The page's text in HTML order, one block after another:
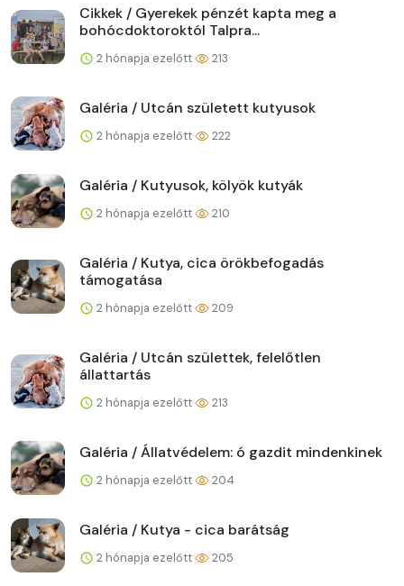
Cikkek / Gyerekek pénzét kapta meg a
bohócdoktoroktól Talpra...
2 hónapja ezelőtt 213
Galéria / Utcán született kutyusok
2 hónapja ezelőtt 222
Galéria / Kutyusok, kölyök kutyák
2 hónapja ezelőtt 210
Galéria / Kutya, cica örökbefogadás
támogatása
2 hónapja ezelőtt 209
Galéria / Utcán születtek, felelőtlen
állattartás
2 hónapja ezelőtt 213
Galéria / Állatvédelem: ó gazdit mindenkinek
2 hónapja ezelőtt 204
Galéria / Kutya - cica barátság
2 hónapja ezelőtt 205